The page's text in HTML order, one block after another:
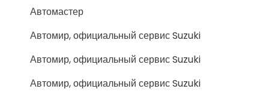
Автомастер
Автомир, официальный сервис Suzuki
Автомир, официальный сервис Suzuki
Автомир, официальный сервис Suzuki